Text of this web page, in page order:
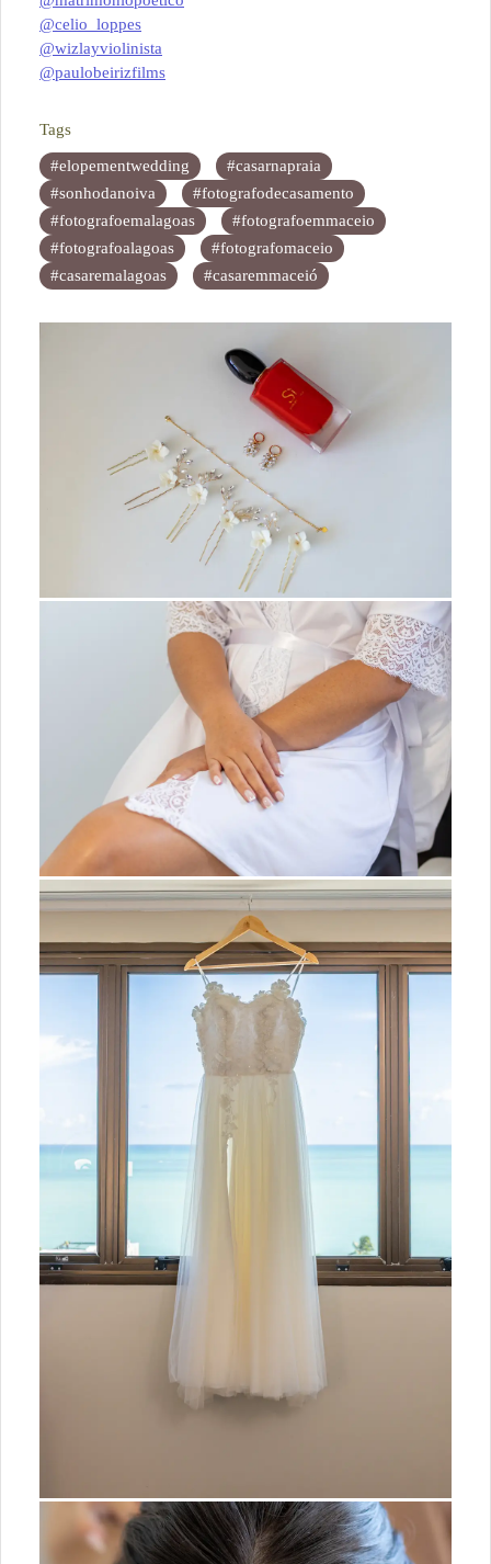
@celio_loppes
@wizlayviolinista
@paulobeirizfilms
Tags
#elopementwedding
#casarnapraia
#sonhodanoiva
#fotografodecasamento
#fotografoemalagoas
#fotografoemmaceio
#fotografoalagoas
#fotografomaceio
#casaremalagoas
#casaremmaceió